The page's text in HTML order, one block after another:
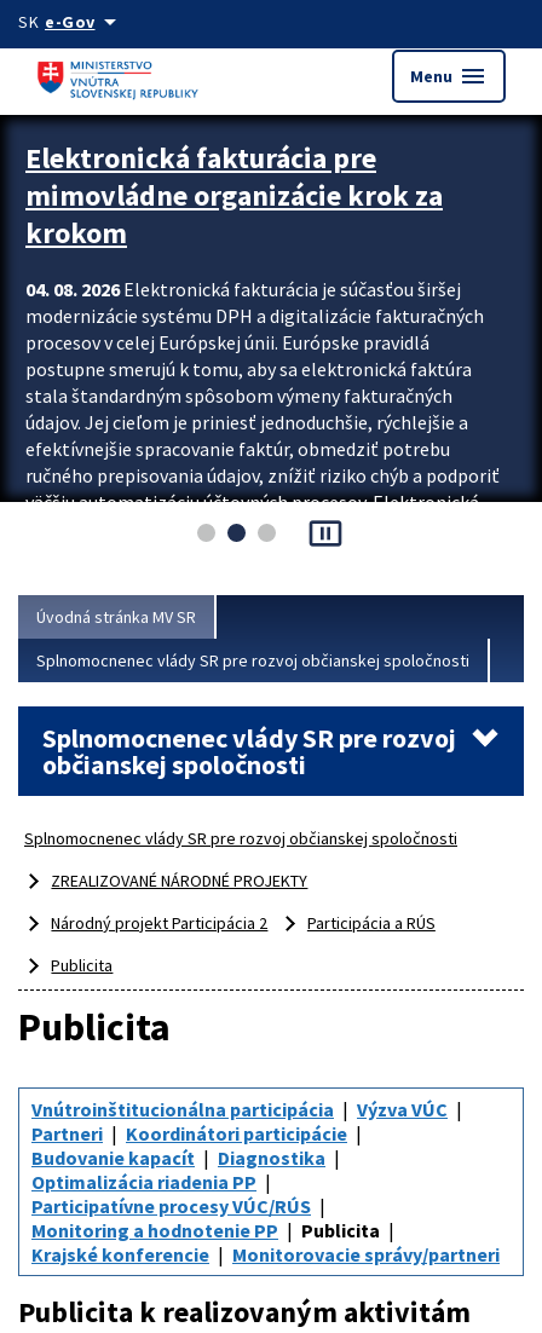
Preskocit na hlavný obsah
SK e-Govarrow_drop_down
Menu menu
Zastavit automatický posun upútavok
Elektronická fakturácia pre
mimovládne organizácie krok za
krokom
04. 08. 2026Elektronická fakturácia je súčasťou širšej
modernizácie systému DPH a digitalizácie fakturačných
procesov v celej Európskej únii. Európske pravidlá
postupne smerujú k tomu, aby sa elektronická faktúra
stala štandardným spôsobom výmeny fakturačných
údajov. Jej cieľom je priniesť jednoduchšie, rýchlejšie a
efektívnejšie spracovanie faktúr, obmedziť potrebu
ručného prepisovania údajov, znížiť riziko chýb a podporiť
väčšiu automatizáciu účtovných procesov. Elektronická
fakturácia preto nepredstavuje...
pause_presentation
Úvodná stránka MV SR
Splnomocnenec vlády SR pre rozvoj občianskej spoločnosti
Splnomocnenec vlády SR pre rozvoj
občianskej spoločnosti
Splnomocnenec vlády SR pre rozvoj občianskej spoločnosti
ZREALIZOVANÉ NÁRODNÉ PROJEKTY
Národný projekt Participácia 2
Participácia a RÚS
Publicita
Publicita
Vnútroinštitucionálna participácia
Výzva VÚC
Partneri
Koordinátori participácie
Budovanie kapacít
Diagnostika
Optimalizácia riadenia PP
Participatívne procesy VÚC/RÚS
Monitoring a hodnotenie PP
Publicita
Krajské konferencie
Monitorovacie správy/partneri
Publicita k realizovaným aktivitám